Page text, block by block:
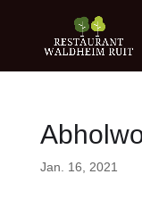
Jan. 16, 2021